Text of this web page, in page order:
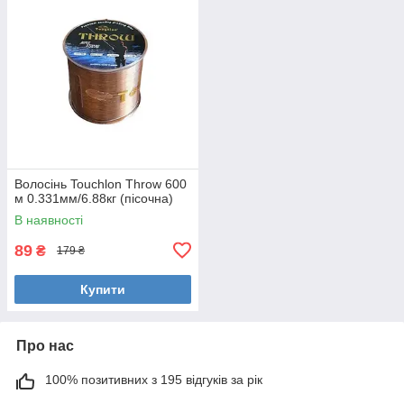
Волосінь Touchlon Throw 600
м 0.331мм/6.88кг (пісочна)
В наявності
89 ₴ 179 ₴
Купити
Про нас
100% позитивних з 195 відгуків за рік